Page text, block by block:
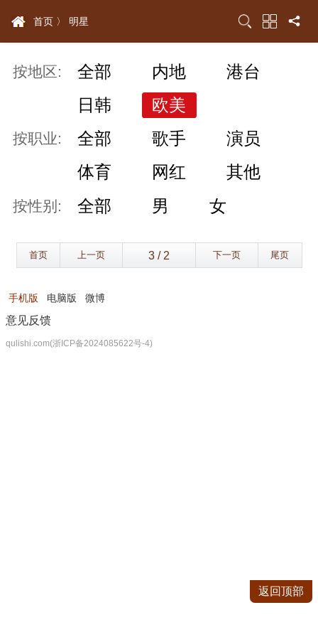
首页 〉 明星
按地区: 全部 内地
港台
日韩
欧美
按职业: 全部 歌手
演员
体育
网红 其他
按性别: 全部 男 女
首页 上一页 下一页 尾页
手机版 电脑版 微博
意见反馈
qulishi.com(浙ICP备2024085622号-4)
返回顶部